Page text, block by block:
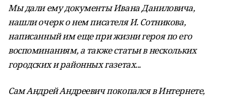
Мы дали ему документы Ивана Даниловича,
нашли очерк о нем писателя И. Сотникова,
написанный им еще при жизни героя по его
воспоминаниям, а также статьи в нескольких
городских и районных газетах...
Сам Андрей Андреевич покопался в Интернете,